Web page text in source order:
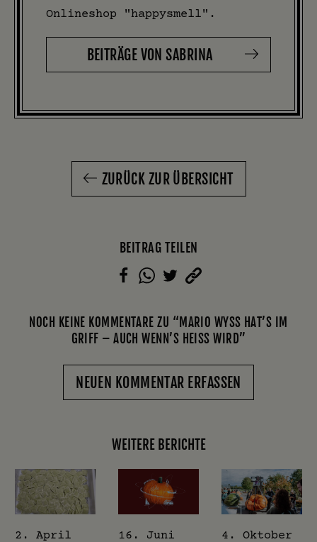
Onlineshop "happysmell".
BEITRÄGE VON SABRINA
ZURÜCK ZUR ÜBERSICHT
BEITRAG TEILEN
NOCH KEINE KOMMENTARE ZU “MARIO WYSS HAT’S IM
GRIFF – AUCH WENN’S HEISS WIRD”
NEUEN KOMMENTAR ERFASSEN
WEITERE BERICHTE
2. April
16. Juni
4. Oktober